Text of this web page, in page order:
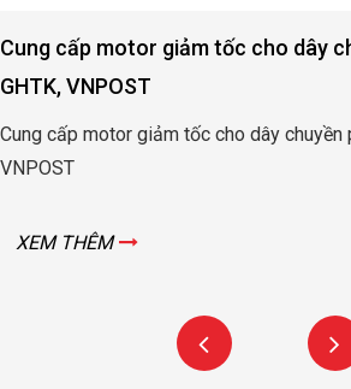
Cung cấp motor giảm tốc cho dây
GHTK, VNPOST
Cung cấp motor giảm tốc cho dây chuyền
VNPOST
XEM THÊM